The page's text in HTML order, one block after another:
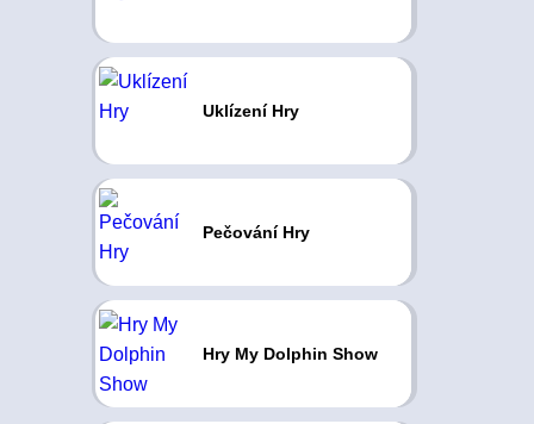
Uklízení Hry
Pečování Hry
Hry My Dolphin Show